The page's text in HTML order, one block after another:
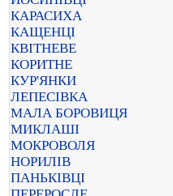
КАРАСИХА
КАЩЕНЦІ
КВІТНЕВЕ
КОРИТНЕ
КУР'ЯНКИ
ЛЕПЕСІВКА
МАЛА БОРОВИЦЯ
МИКЛАШІ
МОКРОВОЛЯ
НОРИЛІВ
ПАНЬКІВЦІ